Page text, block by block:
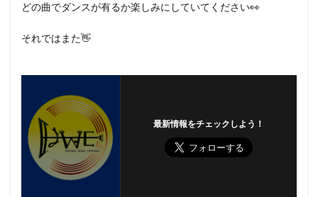
どの曲でダンスが有るか楽しみにしていてください👀
それではまた👋
最新情報をチェックしよう！